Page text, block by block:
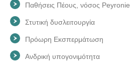
Παθήσεις Πέους, νόσος Peyronie
Στυτική δυσλειτουργία
Πρόωρη Εκσπερμάτωση
Ανδρική υπογονιμότητα